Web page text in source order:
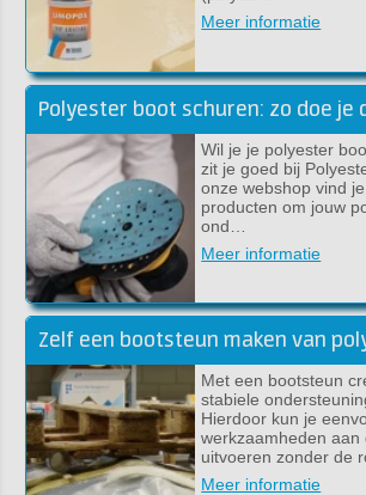
Meer informatie
Polyester boot schuren: zo doe je
Wil je je polyester
zit je goed bij
onze webshop vind
producten om jouw
ond…
Meer informatie
Met een bootsteun
stabiele
Hierdoor kun je
werkzaamheden aan
uitvoeren zonder de
Meer informatie